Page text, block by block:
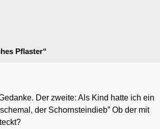
Pflaster“
Der zweite: Als Kind hatte ich ein
der Schornsteindieb” Ob der mit